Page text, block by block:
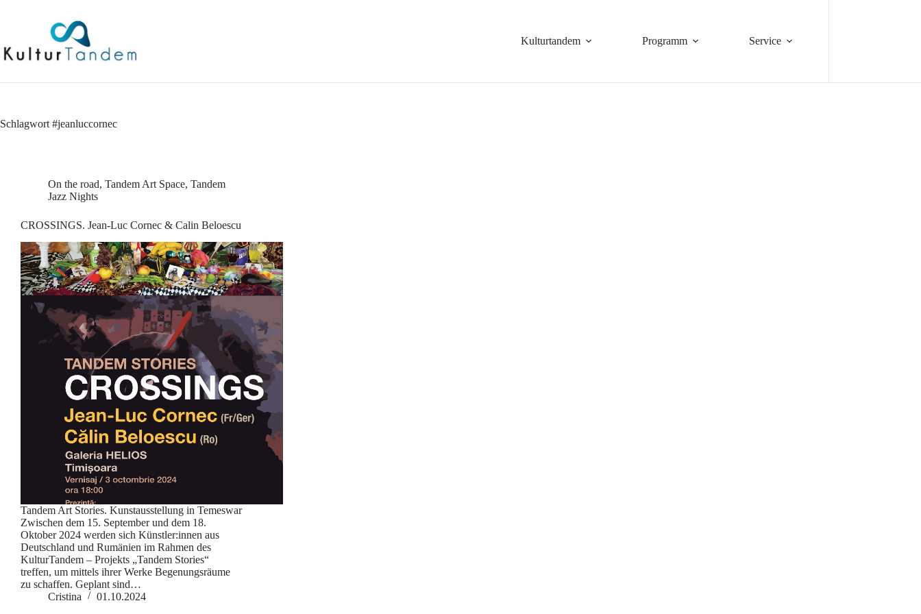
Kulturtandem
Programm Service
Schlagwort #jeanluccornec
On the road, Tandem Art Space, Tandem
Jazz Nights
CROSSINGS. Jean-Luc Cornec & Calin Beloescu
Tandem Art Stories. Kunstausstellung in Temeswar
Zwischen dem 15. September und dem 18.
Oktober 2024 werden sich Künstler:innen aus
Deutschland und Rumänien im Rahmen des
KulturTandem – Projekts „Tandem Stories“
treffen, um mittels ihrer Werke Begenungsräume
zu schaffen. Geplant sind…
Cristina
01.10.2024